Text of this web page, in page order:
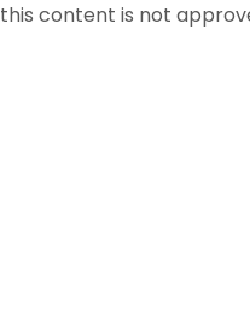
this content is not